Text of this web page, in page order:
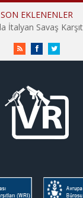
SON EKLENENLER
RSS FacebookTwitter